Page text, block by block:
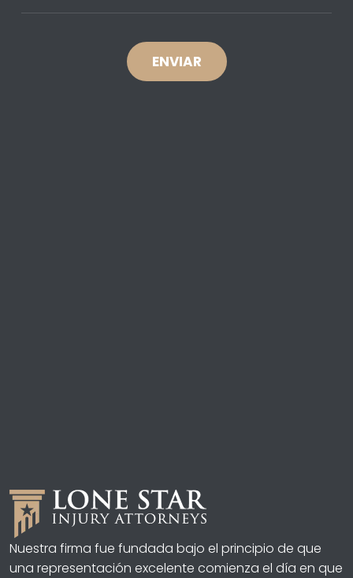
Nuestra firma fue fundada bajo el principio de que
una representación excelente comienza el día en que